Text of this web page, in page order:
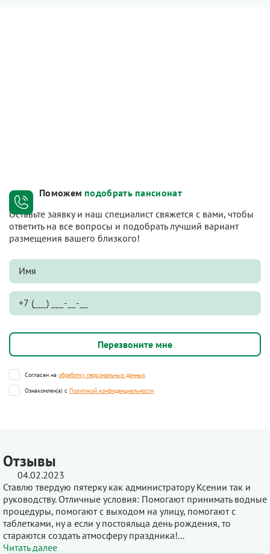
Поможем подобрать пансионат
Оставьте заявку и наш специалист свяжется с вами, чтобы
ответить на все вопросы и подобрать лучший вариант
размещения вашего близкого!
Согласен на обработку персональных данных
Ознакомлен(а) с Политикой конфиденциальности
Отзывы
04.02.2023
Ставлю твердую пятерку как администратору Ксении так и
руководству. Отличные условия: Помогают принимать водные
процедуры, помогают с выходом на улицу, помогают с
таблетками, ну а если у постояльца день рождения, то
стараются создать атмосферу праздника!...
Читать далее